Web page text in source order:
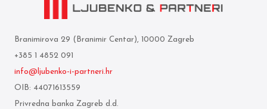
Branimirova 29 (Branimir Centar), 10000 Zagreb
+385 1 4852 091
info@ljubenko-i-partneri.hr
OIB: 44071613559
Privredna banka Zagreb d.d.